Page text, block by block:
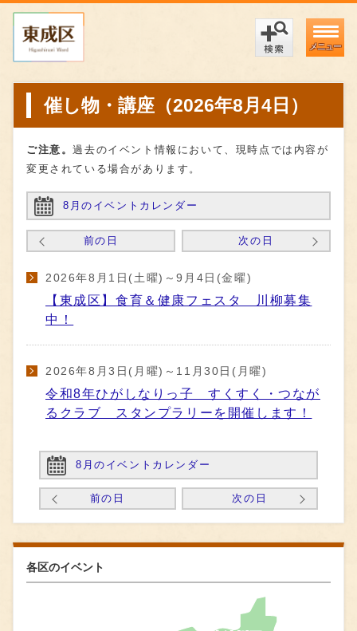
メニュー
催し物・講座（2026年8月4日）
ご注意。過去のイベント情報において、現時点では内容が
変更されている場合があります。
8月のイベントカレンダー
前の日 次の日
2026年8月1日(土曜)～9月4日(金曜)
【東成区】食育＆健康フェスタ 川柳募集
中！
2026年8月3日(月曜)～11月30日(月曜)
令和8年ひがしなりっ子 すくすく・つなが
るクラブ スタンプラリーを開催します！
8月のイベントカレンダー
前の日 次の日
各区のイベント